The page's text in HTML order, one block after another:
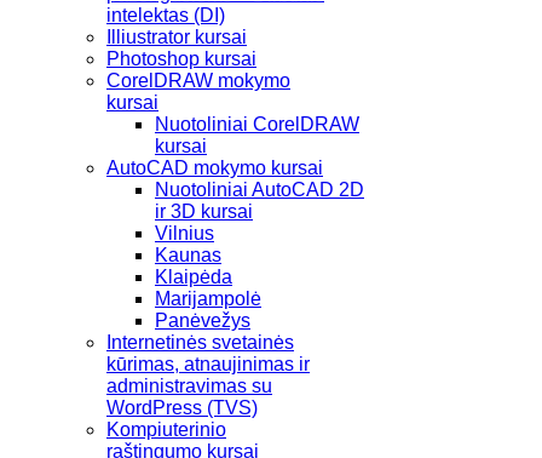
intelektas (DI)
Illiustrator kursai
Photoshop kursai
CorelDRAW mokymo
kursai
Nuotoliniai CorelDRAW
kursai
AutoCAD mokymo kursai
Nuotoliniai AutoCAD 2D
ir 3D kursai
Vilnius
Kaunas
Klaipėda
Marijampolė
Panėvežys
Internetinės svetainės
kūrimas, atnaujinimas ir
administravimas su
WordPress (TVS)
Kompiuterinio
raštingumo kursai